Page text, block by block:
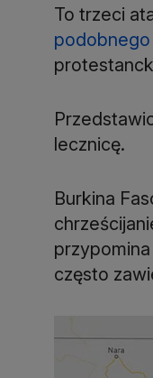
To trzeci
podobnego
lecznicę.
Burkina
często